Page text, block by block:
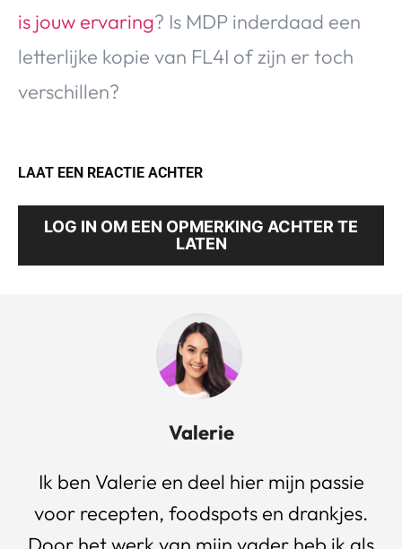
is jouw ervaring? Is MDP inderdaad een
letterlijke kopie van FL4I of zijn er toch
verschillen?
LAAT EEN REACTIE ACHTER
LOG IN OM EEN OPMERKING ACHTER TE
LATEN
Valerie
Ik ben Valerie en deel hier mijn passie
voor recepten, foodspots en drankjes.